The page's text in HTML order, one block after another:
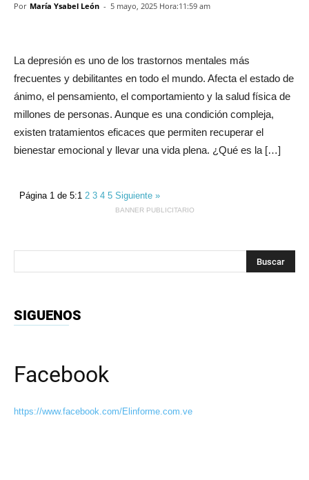
Por María Ysabel León - 5 mayo, 2025 Hora:11:59 am
La depresión es uno de los trastornos mentales más
frecuentes y debilitantes en todo el mundo. Afecta el estado de
ánimo, el pensamiento, el comportamiento y la salud física de
millones de personas. Aunque es una condición compleja,
existen tratamientos eficaces que permiten recuperar el
bienestar emocional y llevar una vida plena. ¿Qué es la […]
Página 1 de 5:1 2345Siguiente »
BANNER PUBLICITARIO
SIGUENOS
Facebook
https://www.facebook.com/Elinforme.com.ve